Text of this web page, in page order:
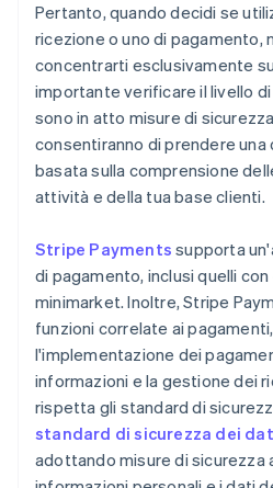
Pertanto, quando decidi se
ricezione o uno di pagamento,
concentrarti esclusivamente
importante verificare il livello
sono in atto misure di
consentiranno di prendere
basata sulla comprensione
attività e della tua base clienti.
Stripe Payments supporta
di pagamento, inclusi quelli
minimarket. Inoltre, Stripe
funzioni correlate ai
l'implementazione dei
informazioni e la gestione dei
rispetta gli standard di
standard di sicurezza dei dati
adottando misure di sicurezza